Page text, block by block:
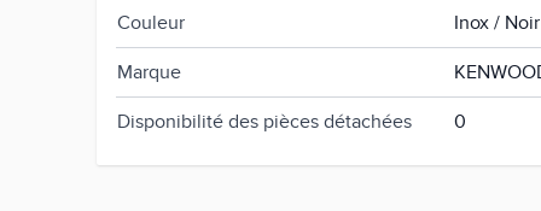
Couleur Inox / Noir
Marque
Disponibilité des pièces détachées 0